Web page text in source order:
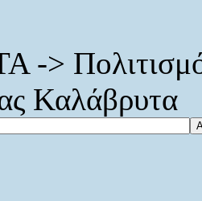
->
Καλάβρυτα